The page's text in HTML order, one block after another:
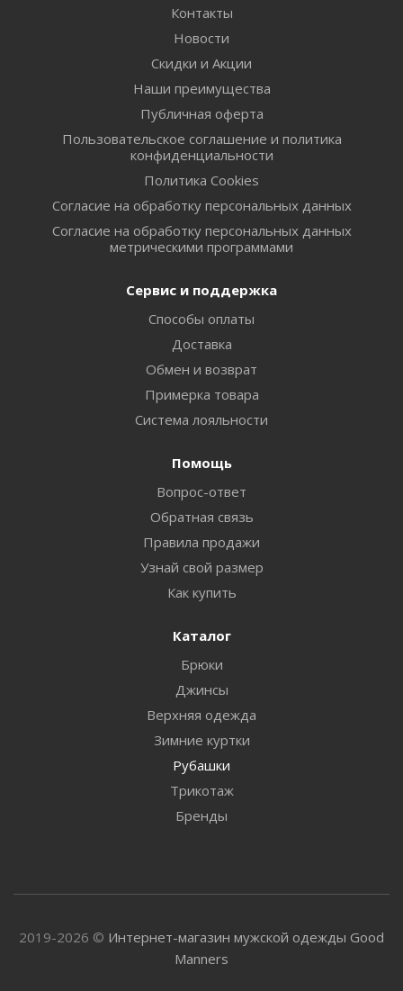
Контакты
Новости
Скидки и Акции
Наши преимущества
Публичная оферта
Пользовательское соглашение и политика
конфиденциальности
Политика Cookies
Согласие на обработку персональных данных
Согласие на обработку персональных данных
метрическими программами
Сервис и поддержка
Способы оплаты
Доставка
Обмен и возврат
Примерка товара
Система лояльности
Помощь
Вопрос-ответ
Обратная связь
Правила продажи
Узнай свой размер
Как купить
Каталог
Брюки
Джинсы
Верхняя одежда
Зимние куртки
Рубашки
Трикотаж
Бренды
2019-2026 © Интернет-магазин мужской одежды Good
Manners